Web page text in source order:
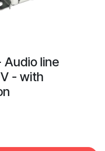
Audio line
- with